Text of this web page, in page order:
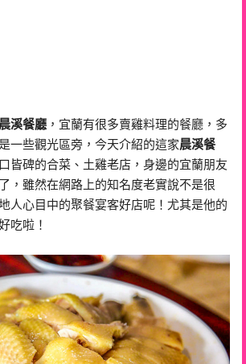
晨溪餐廳 ，宜蘭有很多賣雞料理的餐廳，多
一些觀光區旁，今天介紹的這家晨溪餐
皆碑的合菜、土雞老店，身邊的宜蘭朋友
，雖然在網路上的知名度老實說不是很
人心目中的聚餐宴客好店呢！尤其是他的
吃啦！